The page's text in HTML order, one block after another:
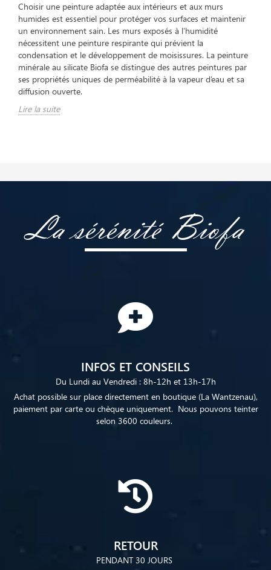
Choisir une peinture adaptée aux intérieurs et aux murs
humides est essentiel pour protéger vos surfaces et maintenir
un environnement sain. Les murs exposés à l’humidité
nécessitent une peinture respirante qui prévient la
condensation et le développement de moisissures. La peinture
minérale au silicate Biofa se distingue des autres peintures par
ses propriétés uniques de perméabilité à la vapeur d’eau et sa
diffusion ouverte.
Lire la suite
La sérénité Biofa
INFOS ET CONSEILS
Du Lundi au Vendredi : 8h-12h et 13h-17h
Achat possible sur place directement en boutique (La Wantzenau),
paiement par carte ou chèque uniquement. Nous pouvons teinter
selon 3600 couleurs.
RETOUR
PENDANT 30 JOURS